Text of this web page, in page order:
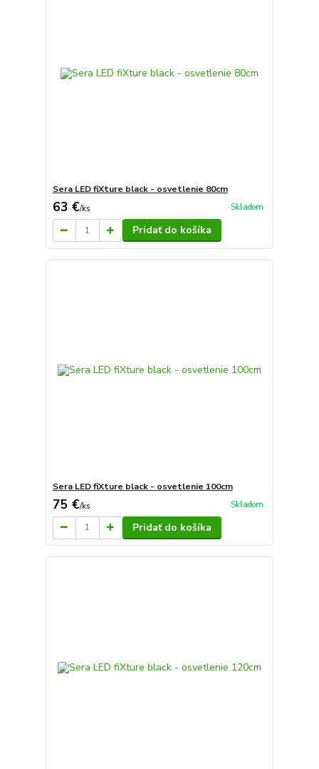
Sera LED fiXture black - osvetlenie 80cm
63 €/ks Skladom
Pridať do košíka
Sera LED fiXture black - osvetlenie 100cm
75 €/ks Skladom
Pridať do košíka